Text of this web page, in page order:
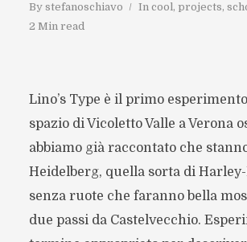
By stefanoschiavo In cool, projects,
2 Min read
Lino’s Type è il primo
spazio di Vicoletto Valle a Verona
abbiamo già raccontato che
Heidelberg, quella sorta di
senza ruote che faranno bella
due passi da Castelvecchio.